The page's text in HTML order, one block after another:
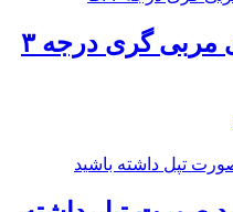
کلاس تئوری مربی گری درجه ۳